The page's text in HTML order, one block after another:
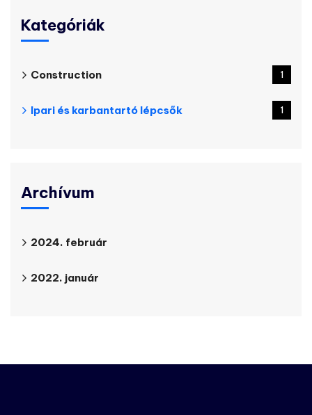
Kategóriák
Construction 1
Ipari és karbantartó lépcsők 1
Archívum
2024. február
2022. január